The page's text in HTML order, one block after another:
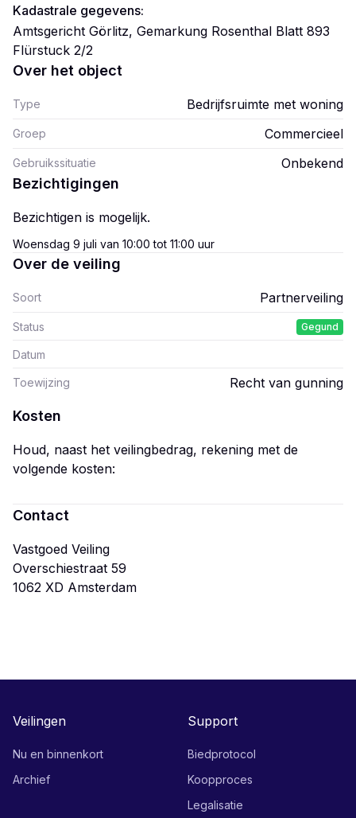
Kadastrale gegevens:
Amtsgericht Görlitz, Gemarkung Rosenthal Blatt 893
Flürstuck 2/2
Over het object
Type Bedrijfsruimte met woning
Groep Commercieel
Gebruikssituatie Onbekend
Bezichtigingen
Bezichtigen is mogelijk.
Woensdag 9 juli van 10:00 tot 11:00 uur
Over de veiling
Soort Partnerveiling
Status Gegund
Datum
Toewijzing Recht van gunning
Kosten
Houd, naast het veilingbedrag, rekening met de
volgende kosten:
Contact
Vastgoed Veiling
Overschiestraat 59
Veilingen
Nu en binnenkort
Archief
Support
Biedprotocol
Koopproces
Legalisatie